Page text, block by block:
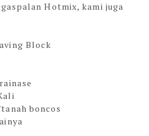
Hotmix, kami juga
Block
boncos